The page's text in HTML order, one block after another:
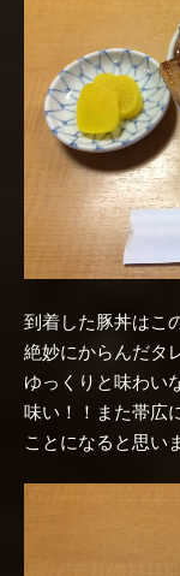
到着した豚丼はこ
絶妙にからんだタ
ゆっくりと味わい
味い！！また帯広
ことになると思い